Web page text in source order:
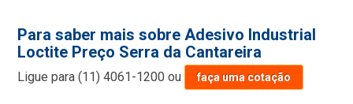
Para saber mais sobre Adesivo Industrial
Loctite Preço Serra da Cantareira
Ligue para(11) 4061-1200 ou faça uma cotação